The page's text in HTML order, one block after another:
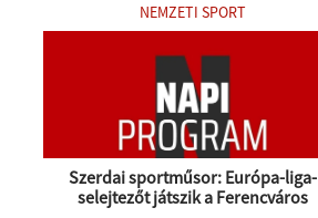
NEMZETI SPORT
Szerdai sportműsor: Európa-liga-
selejtezőt játszik a Ferencváros